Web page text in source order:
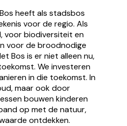
heeft als stadsbos
voor de regio. Als
voor biodiversiteit en
voor de broodnodige
Bos is er niet alleen nu,
We investeren
in die toekomst. In
maar ook door
bouwen kinderen
op met de natuur,
ontdekken.